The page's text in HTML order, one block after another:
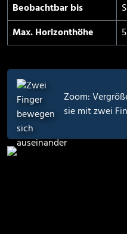
Beobachtbar bis
Max. Horizont­höhe
Zoom:
sie mit zwei